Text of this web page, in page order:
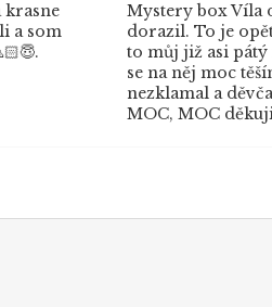
krasne
a som
Mystery box Víla
dorazil. To je
to můj již asi
se na něj moc
nezklamal a
MOC, MOC